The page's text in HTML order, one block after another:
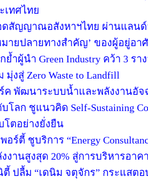
เทศไทย
สัญญาณอสังหาฯไทย ผ่านแลนด์
มายปลายทางสำคัญ’ ของผู้อยู่อ
ย้ำผู้นำ Green Industry คว้า 3 ร
งสู่ Zero Waste to Landfill
ร์ค พัฒนาระบบน้ำและพลังงานอั
ลก ชูแนวคิด Self-Sustaining
โตอย่างยั่งยืน
อร์ตี้ ชูบริการ “Energy
งานสูงสุด 20% สู่การบริหารอาค
ปลื้ม “เดนิม จตุจักร” กระแสตอ